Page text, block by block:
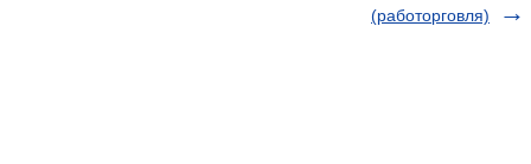
(работорговля)